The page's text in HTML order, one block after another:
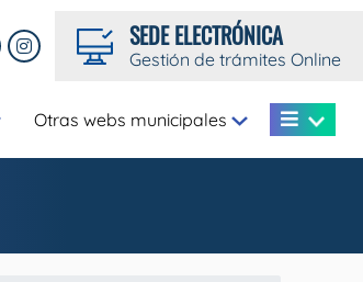
SEDE ELECTRÓNICA
Gestión de trámites Online
Otras webs municipales